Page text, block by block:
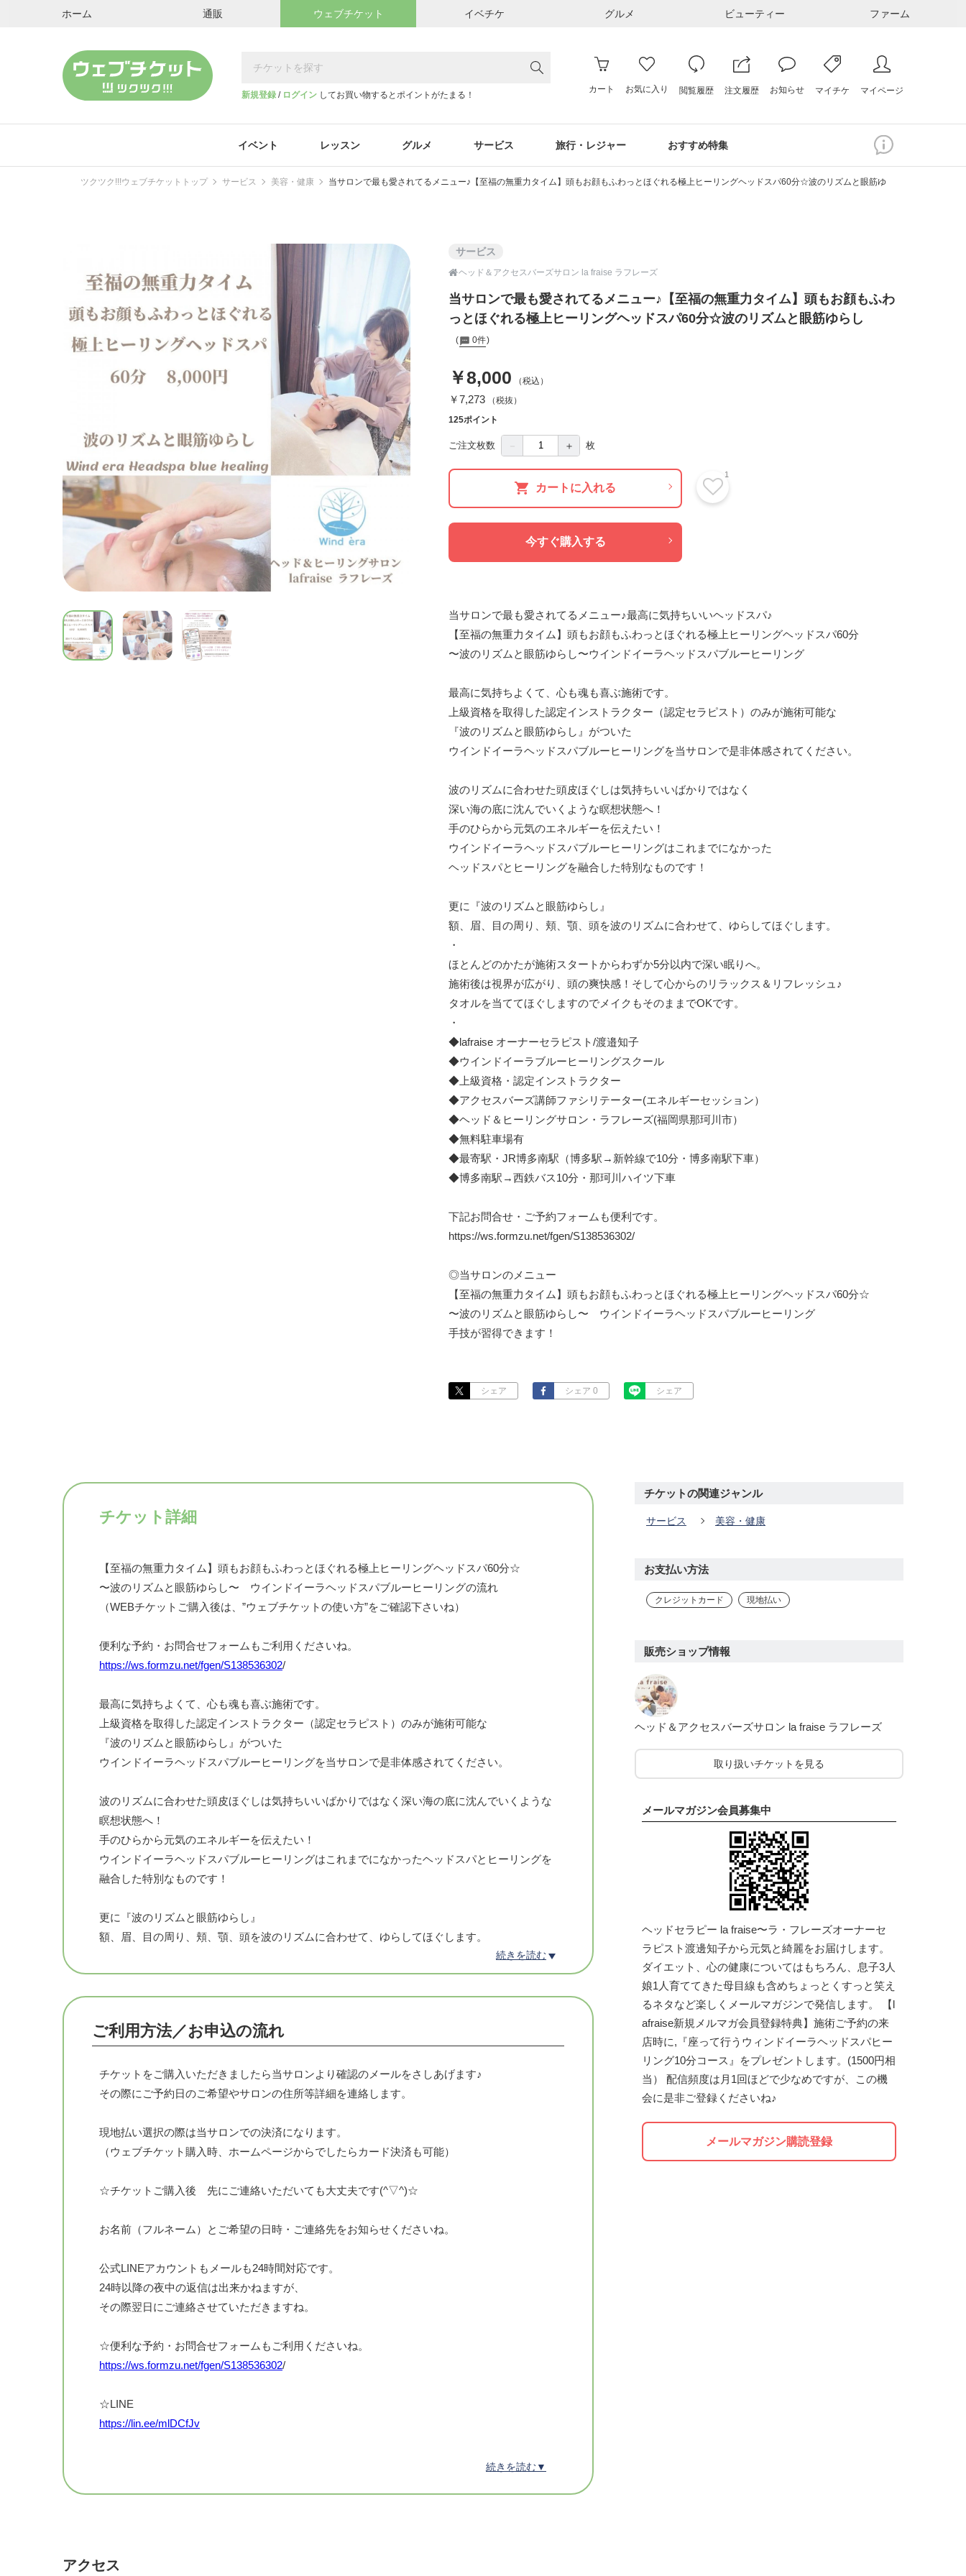
ホーム 通販 ウェブチケット イベチケ グルメ ビューティー ファーム
新規登録 / ログイン してお買い物するとポイントがたまる！
カート お気に入り 閲覧履歴 注文履歴 お知らせ マイチケ マイページ
イベント レッスン グルメ サービス 旅行・レジャー おすすめ特集
ツクツク!!!ウェブチケットトップ サービス 美容・健康 当サロンで最も愛されてるメニュー♪【至福の無重力タイム】頭もお顔もふわっとほぐれる極上ヒーリングヘッドスパ60分☆波のリズムと眼筋ゆらし
サービス
ヘッド＆アクセスバーズサロン la fraise ラフレーズ
当サロンで最も愛されてるメニュー♪【至福の無重力タイム】頭もお顔もふわ
っとほぐれる極上ヒーリングヘッドスパ60分☆波のリズムと眼筋ゆらし
0件
￥8,000 （税込）
￥7,273 （税抜）
125ポイント
ご注文枚数 ＋ 枚
カートに入れる
1
今すぐ購入する
当サロンで最も愛されてるメニュー♪最高に気持ちいいヘッドスパ♪
【至福の無重力タイム】頭もお顔もふわっとほぐれる極上ヒーリングヘッドスパ60分
〜波のリズムと眼筋ゆらし〜ウインドイーラヘッドスパブルーヒーリング
最高に気持ちよくて、心も魂も喜ぶ施術です。
上級資格を取得した認定インストラクター（認定セラピスト）のみが施術可能な
『波のリズムと眼筋ゆらし』がついた
ウインドイーラヘッドスパブルーヒーリングを当サロンで是非体感されてください。
波のリズムに合わせた頭皮ほぐしは気持ちいいばかりではなく
深い海の底に沈んでいくような瞑想状態へ！
手のひらから元気のエネルギーを伝えたい！
ウインドイーラヘッドスパブルーヒーリングはこれまでになかった
ヘッドスパとヒーリングを融合した特別なものです！
更に『波のリズムと眼筋ゆらし』
額、眉、目の周り、頬、顎、頭を波のリズムに合わせて、ゆらしてほぐします。
・
ほとんどのかたが施術スタートからわずか5分以内で深い眠りへ。
施術後は視界が広がり、頭の爽快感！そして心からのリラックス＆リフレッシュ♪
タオルを当ててほぐしますのでメイクもそのままでOKです。
・
◆lafraise オーナーセラピスト/渡邉知子
◆ウインドイーラブルーヒーリングスクール
◆上級資格・認定インストラクター
◆アクセスバーズ講師ファシリテーター(エネルギーセッション）
◆ヘッド＆ヒーリングサロン・ラフレーズ(福岡県那珂川市）
◆無料駐車場有
◆最寄駅・JR博多南駅（博多駅→新幹線で10分・博多南駅下車）
◆博多南駅→西鉄バス10分・那珂川ハイツ下車
下記お問合せ・ご予約フォームも便利です。
https://ws.formzu.net/fgen/S138536302/
◎当サロンのメニュー
【至福の無重力タイム】頭もお顔もふわっとほぐれる極上ヒーリングヘッドスパ60分☆
〜波のリズムと眼筋ゆらし〜　ウインドイーラヘッドスパブルーヒーリング
手技が習得できます！
シェア シェア 0 シェア
チケット詳細
【至福の無重力タイム】頭もお顔もふわっとほぐれる極上ヒーリングヘッドスパ60分☆
〜波のリズムと眼筋ゆらし〜 ウインドイーラヘッドスパブルーヒーリングの流れ
（WEBチケットご購入後は、”ウェブチケットの使い方”をご確認下さいね）
便利な予約・お問合せフォームもご利用くださいね。
https://ws.formzu.net/fgen/S138536302/
最高に気持ちよくて、心も魂も喜ぶ施術です。
上級資格を取得した認定インストラクター（認定セラピスト）のみが施術可能な
『波のリズムと眼筋ゆらし』がついた
ウインドイーラヘッドスパブルーヒーリングを当サロンで是非体感されてください。
波のリズムに合わせた頭皮ほぐしは気持ちいいばかりではなく深い海の底に沈んでいくような
瞑想状態へ！
手のひらから元気のエネルギーを伝えたい！
ウインドイーラヘッドスパブルーヒーリングはこれまでになかったヘッドスパとヒーリングを
融合した特別なものです！
更に『波のリズムと眼筋ゆらし』
額、眉、目の周り、頬、顎、頭を波のリズムに合わせて、ゆらしてほぐします。
ほとんどのかたが施術スタートからわずか5分以内で深い眠りへ。
施術後は視界が広がり、頭の爽快感！そして心からのリラックス＆リフレッシュ♪
◇波のリズムと眼筋ゆらし（アイセラピー）
2.目の周りのほぐし
3.眼球波のゆらし
5.咬筋ストレッチとほぐし
お顔のむくみを取るポイント刺激
◇ウインドイーラヘッドスパブルーヒーリング
1.頭皮のほぐし（側頭部・後頭部）
2.頭頂部のほくし
4.耳のほぐし（風の通り道を開く）
5.頭蓋骨の調整
7.首横・後ろのストレッチ
8.エネルギーフィールドを整える
※目の周りも丁寧にほぐしますので、コンタクトは外されてたほうがおすすめです♪
ヘッドスパ未体験の方も是非！
続きを読む
ご利用方法／お申込の流れ
チケットをご購入いただきましたら当サロンより確認のメールをさしあげます♪
その際にご予約日のご希望やサロンの住所等詳細を連絡します。
現地払い選択の際は当サロンでの決済になります。
（ウェブチケット購入時、ホームページからでしたらカード決済も可能）
☆チケットご購入後 先にご連絡いただいても大丈夫です(^▽^)☆
お名前（フルネーム）とご希望の日時・ご連絡先をお知らせくださいね。
公式LINEアカウントもメールも24時間対応です。
24時以降の夜中の返信は出来かねますが、
その際翌日にご連絡させていただきますね。
☆便利な予約・お問合せフォームもご利用くださいね。
https://ws.formzu.net/fgen/S138536302/
☆LINE
https://lin.ee/mlDCfJv
続きを読む▼
アクセス
チケットの関連ジャンル
サービス 美容・健康
お支払い方法
クレジットカード 現地払い
販売ショップ情報
ヘッド＆アクセスバーズサロン la fraise ラフレーズ
取り扱いチケットを見る
メールマガジン会員募集中
ヘッドセラピー la fraise〜ラ・フレーズオーナーセ
ラピスト渡邊知子から元気と綺麗をお届けします。
ダイエット、心の健康についてはもちろん、息子3人
娘1人育ててきた母目線も含めちょっとくすっと笑え
るネタなど楽しくメールマガジンで発信します。 【l
afraise新規メルマガ会員登録特典】施術ご予約の来
店時に,『座って行うウィンドイーラヘッドスパヒー
リング10分コース』をプレゼントします。(1500円相
当） 配信頻度は月1回ほどで少なめですが、この機
会に是非ご登録くださいね♪
メールマガジン購読登録